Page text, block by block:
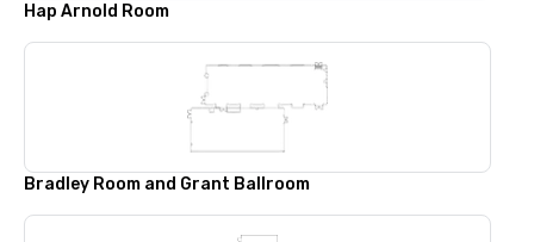
Hap Arnold Room
Bradley Room and Grant Ballroom